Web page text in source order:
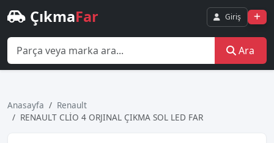
ÇıkmaFar Giriş
Ara
Anasayfa
Renault
RENAULT CLİO 4 ORJINAL ÇIKMA SOL LED FAR